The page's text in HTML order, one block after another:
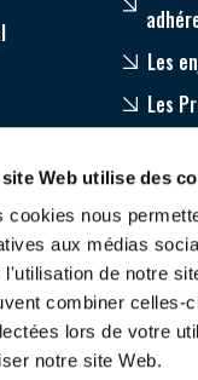
site Web utilise des
cookies nous
aux médias
l'utilisation de notre
combiner celles-
lors de votre
notre site Web.
Les
Les